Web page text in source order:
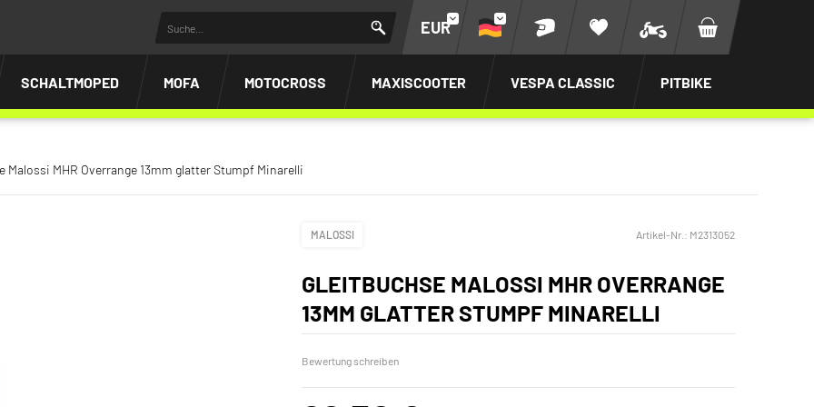
EUR
SCHALTMOPED MOFA MOTOCROSS MAXISCOOTER VESPA CLASSIC PITBIKE
Malossi MHR Overrange 13mm glatter Stumpf Minarelli
MALOSSI Artikel-Nr.: M2313052
GLEITBUCHSE MALOSSI MHR OVERRANGE
13MM GLATTER STUMPF MINARELLI
Bewertung schreiben